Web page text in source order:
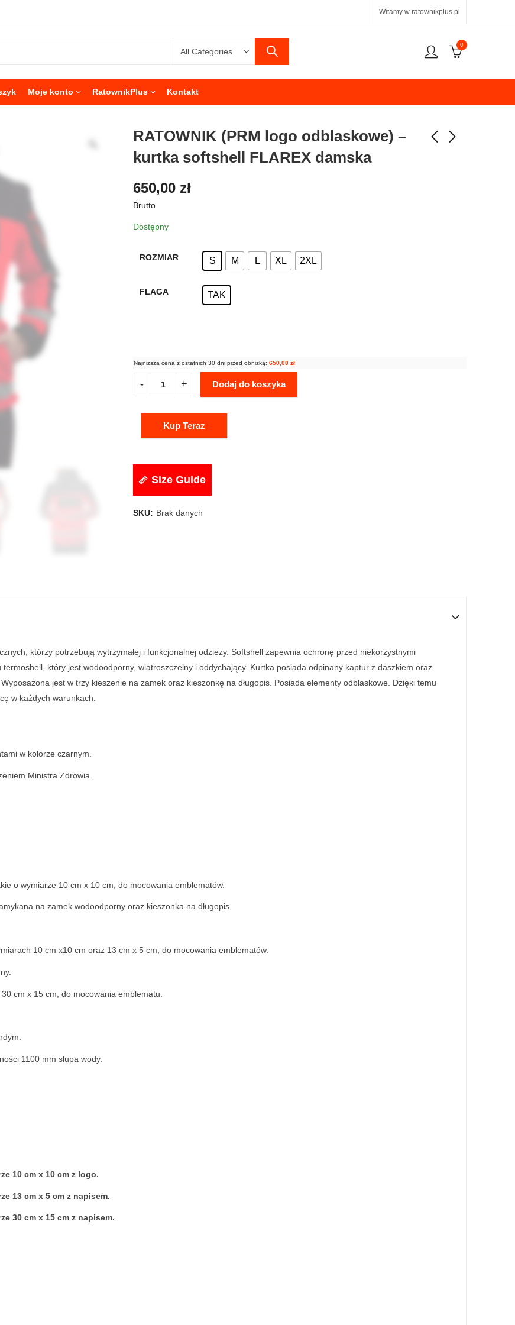
Witamy w ratownikplus.pl
0
Moje konto RatownikPlus Kontakt
RATOWNIK (PRM logo odblaskowe) –
kurtka softshell FLAREX damska
650,00 zł
Brutto
Dostępny
ROZMIAR S M L XL 2XL
FLAGA TAK
Najniższa cena z ostatnich 30 dni przed obniżką: 650,00 zł
Dodaj do koszyka
Kup Teraz
Size Guide
SKU: Brak danych
którzy potrzebują wytrzymałej i funkcjonalnej odzieży. Softshell zapewnia ochronę przed niekorzystnymi
który jest wodoodporny, wiatroszczelny i oddychający. Kurtka posiada odpinany kaptur z daszkiem oraz
jest w trzy kieszenie na zamek oraz kieszonkę na długopis. Posiada elementy odblaskowe. Dzięki temu
w każdych warunkach.
w kolorze czarnym.
Ministra Zdrowia.
o wymiarze 10 cm x 10 cm, do mocowania emblematów.
na zamek wodoodporny oraz kieszonka na długopis.
10 cm x10 cm oraz 13 cm x 5 cm, do mocowania emblematów.
cm x 15 cm, do mocowania emblematu.
1100 mm słupa wody.
10 cm x 10 cm z logo.
13 cm x 5 cm z napisem.
30 cm x 15 cm z napisem.